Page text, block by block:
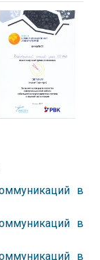
в
в
в